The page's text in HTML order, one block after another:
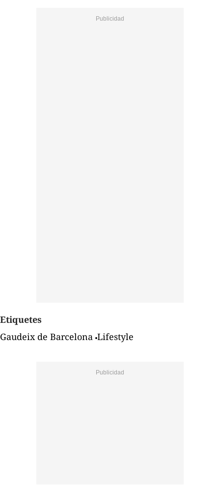
Etiquetes
Gaudeix de Barcelona Lifestyle